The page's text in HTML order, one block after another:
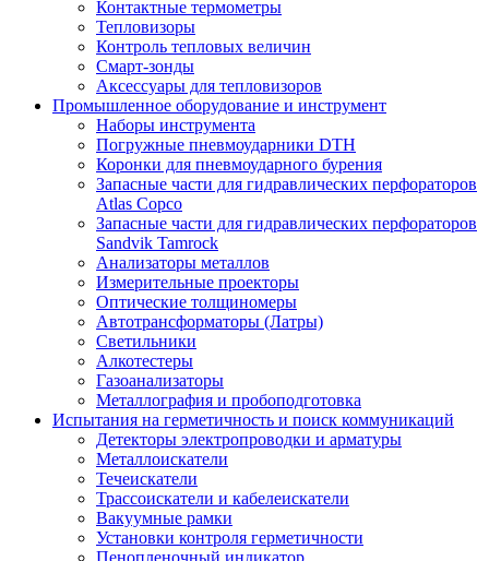
Контактные термометры
Тепловизоры
Контроль тепловых величин
Смарт-зонды
Аксессуары для тепловизоров
Промышленное оборудование и инструмент
Наборы инструмента
Погружные пневмоударники DTH
Коронки для пневмоударного бурения
Запасные части для гидравлических перфораторов
Atlas Copco
Запасные части для гидравлических перфораторов
Sandvik Tamrock
Анализаторы металлов
Измерительные проекторы
Оптические толщиномеры
Автотрансформаторы (Латры)
Светильники
Алкотестеры
Газоанализаторы
Металлография и пробоподготовка
Испытания на герметичность и поиск коммуникаций
Детекторы электропроводки и арматуры
Металлоискатели
Течеискатели
Трассоискатели и кабелеискатели
Вакуумные рамки
Установки контроля герметичности
Пенопленочный индикатор